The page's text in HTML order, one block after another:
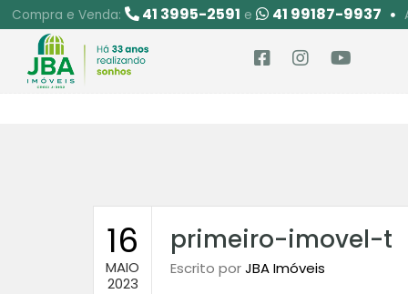
Compra e Venda: 41 3995-2591 e 41 99187-9937
16
MAIO
2023
primeiro-imovel-t
Escrito porJBA Imóveis